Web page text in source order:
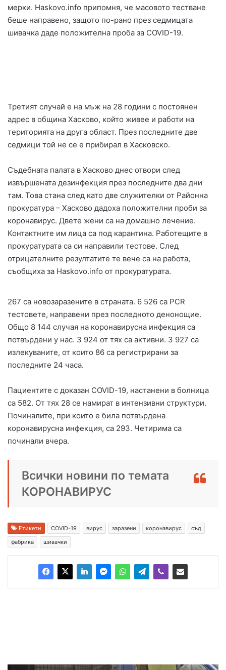
мерки. Haskovo.info припомня, че масовото тестване
беше направено, защото по-рано през седмицата
шивачка даде положителна проба за COVID-19.
Третият случай е на мъж на 28 години с постоянен
адрес в община Хасково, който живее и работи на
територията на друга област. През последните две
седмици той не се е прибирал в Хасковско.
Съдебната палата в Хасково днес отвори след
извършената дезинфекция през последните два дни
там. Това стана след като две служителки от Районна
прокуратура – Хасково дадоха положителни проби за
коронавирус. Двете жени са на домашно лечение.
Контактните им лица са под карантина. Работещите в
прокуратурата са си направили тестове. След
отрицателните резултатите те вече са на работа,
съобщиха за Haskovo.info от прокуратурата.
267 са новозаразените в страната. 6 526 са PCR
тестовете, направени през последното денонощие.
Общо 8 144 случая на коронавирусна инфекция са
потвърдени у нас. 3 924 от тях са активни. 3 927 са
излекуваните, от които 86 са регистрирани за
последните 24 часа.
Пациентите с доказан COVID-19, настанени в болница
са 582. От тях 28 се намират в интензивни структури.
Починалите, при които е била потвърдена
коронавирусна инфекция, са 293. Четирима са
починали вчера.
Всички новини по темата
КОРОНАВИРУС
Етикети COVID-19 вирус заразени коронавирус
съд
фабрика
шивачки